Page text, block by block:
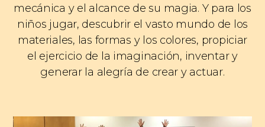
mecánica y el alcance de su magia. Y para los
niños jugar, descubrir el vasto mundo de los
materiales, las formas y los colores, propiciar
el ejercicio de la imaginación, inventar y
generar la alegría de crear y actuar.